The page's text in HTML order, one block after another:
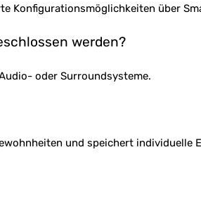
Konfigurationsmöglichkeiten über
werden?
oder Surroundsysteme.
und speichert individuelle